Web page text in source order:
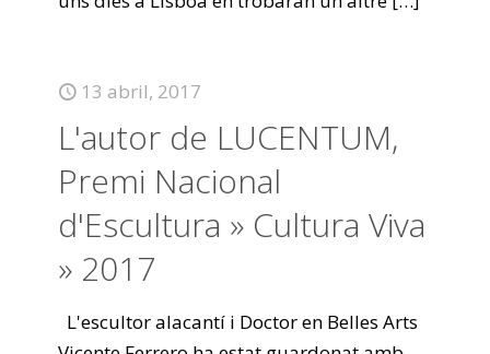
13 abril, 2017
L'autor de LUCENTUM,
Premi Nacional
d'Escultura » Cultura Viva
» 2017
L'escultor alacantí i Doctor en Belles Arts